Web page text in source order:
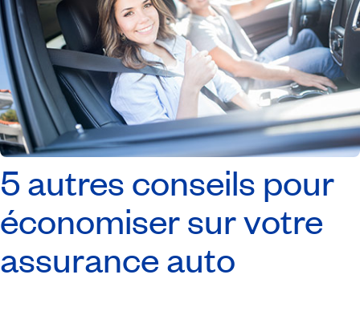
5 autres conseils pour
économiser sur votre
assurance auto